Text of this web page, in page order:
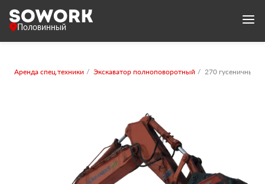
Половинный
Аренда спец.техники Экскаватор полноповоротный 270 гусеничный